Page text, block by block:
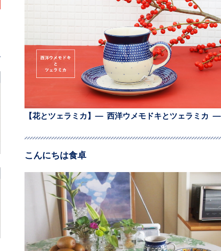
【花とツェラミカ】— 西洋ウメモドキとツェラミカ —
こんにちは食卓